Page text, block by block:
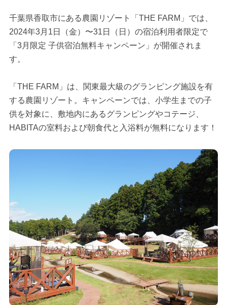
千葉県香取市にある農園リゾート「THE FARM」では、
2024年3月1日（金）〜31日（日）の宿泊利用者限定で
「3月限定 子供宿泊無料キャンペーン」が開催されま
す。
「THE FARM」は、関東最大級のグランピング施設を有
する農園リゾート。キャンペーンでは、小学生までの子
供を対象に、敷地内にあるグランピングやコテージ、
HABITAの室料および朝食代と入浴料が無料になります！